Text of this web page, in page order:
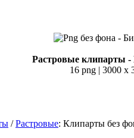
Растровые клипарты
16 png | 3000 х
/Растровые: Клипарты без